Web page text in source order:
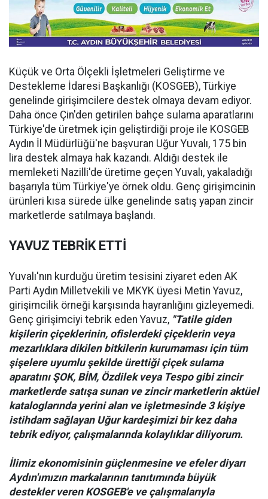
Küçük ve Orta Ölçekli İşletmeleri Geliştirme ve
Destekleme İdaresi Başkanlığı (KOSGEB), Türkiye
genelinde girişimcilere destek olmaya devam ediyor.
Daha önce Çin'den getirilen bahçe sulama aparatlarını
Türkiye'de üretmek için geliştirdiği proje ile KOSGEB
Aydın İl Müdürlüğü'ne başvuran Uğur Yuvalı, 175 bin
lira destek almaya hak kazandı. Aldığı destek ile
memleketi Nazilli'de üretime geçen Yuvalı, yakaladığı
başarıyla tüm Türkiye'ye örnek oldu. Genç girişimcinin
ürünleri kısa sürede ülke genelinde satış yapan zincir
marketlerde satılmaya başlandı.
YAVUZ TEBRİK ETTİ
Yuvalı'nın kurduğu üretim tesisini ziyaret eden AK
Parti Aydın Milletvekili ve MKYK üyesi Metin Yavuz,
girişimcilik örneği karşısında hayranlığını gizleyemedi.
Genç girişimciyi tebrik eden Yavuz, "Tatile giden
kişilerin çiçeklerinin, ofislerdeki çiçeklerin veya
mezarlıklara dikilen bitkilerin kurumaması için tüm
şişelere uyumlu şekilde ürettiği çiçek sulama
aparatını ŞOK, BİM, Özdilek veya Tespo gibi zincir
marketlerde satışa sunan ve zincir marketlerin aktüel
kataloglarında yerini alan ve işletmesinde 3 kişiye
istihdam sağlayan Uğur kardeşimizi bir kez daha
tebrik ediyor, çalışmalarında kolaylıklar diliyorum.
İlimiz ekonomisinin güçlenmesine ve efeler diyarı
Aydın'ımızın markalarının tanıtımında büyük
destekler veren KOSGEB'e ve çalışmalarıyla